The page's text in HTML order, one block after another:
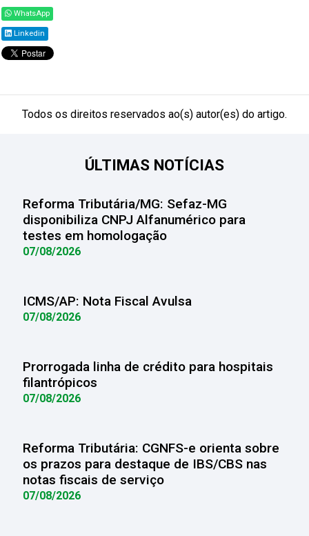
WhatsApp
Linkedin
Todos os direitos reservados ao(s) autor(es) do artigo.
ÚLTIMAS NOTÍCIAS
Reforma Tributária/MG: Sefaz-MG
disponibiliza CNPJ Alfanumérico para
testes em homologação
07/08/2026
ICMS/AP: Nota Fiscal Avulsa
07/08/2026
Prorrogada linha de crédito para hospitais
filantrópicos
07/08/2026
Reforma Tributária: CGNFS-e orienta sobre
os prazos para destaque de IBS/CBS nas
notas fiscais de serviço
07/08/2026